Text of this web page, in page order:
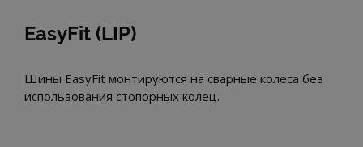
EasyFit (LIP)
Шины EasyFit монтируются на сварные колеса без
использования стопорных колец.